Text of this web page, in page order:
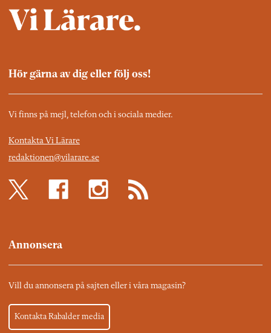
Hör gärna av dig eller följ oss!
Vi finns på mejl, telefon och i sociala medier.
Kontakta Vi Lärare
redaktionen@vilarare.se
Annonsera
Vill du annonsera på sajten eller i våra magasin?
Kontakta Rabalder media